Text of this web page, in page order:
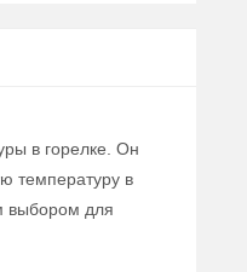
в горелке. Он
температуру в
выбором для